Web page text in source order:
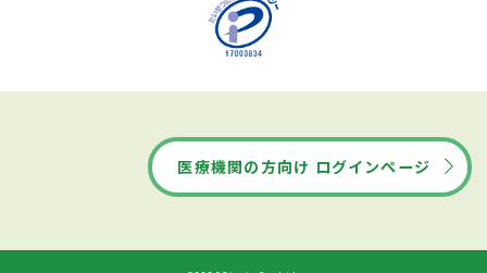
医療機関の方向け ログインページ